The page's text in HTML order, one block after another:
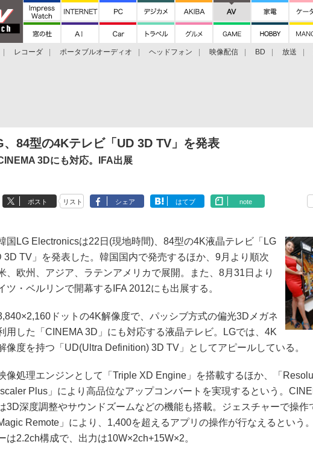
レコーダ ポータブルオーディオ ヘッドフォン 映像配信 BD 放送
、84型の4Kテレビ「UD 3D TV」を発表
3Dにも対応。IFA出展
ポスト リスト シェア はてブ note
国LG Electronicsは22日(現地時間)、84型の4K液晶テレビ「LG
3D TV」を発表した。韓国国内で発売するほか、9月より順次
、欧州、アジア、ラテンアメリカで展開。また、8月31日より
ツ・ベルリンで開幕するIFA 2012にも出展する。
ドットの4K解像度で、パッシブ方式の偏光3Dメガネ
用した「CINEMA 3D」にも対応する液晶テレビ。LGでは、4K
像度を持つ「UD(Ultra Definition) 3D TV」としてアピールしている。
像処理エンジンとして「Triple XD Engine」を搭載するほか、「
Plus」により高品位なアップコンバートを実現するという。
3D深度調整やサウンドズームなどの機能も搭載。ジェスチャーで操作
Magic Remote」により、1,400を超えるアプリの操作が行なえるという
は2.2ch構成で、出力は10W×2ch+15W×2。